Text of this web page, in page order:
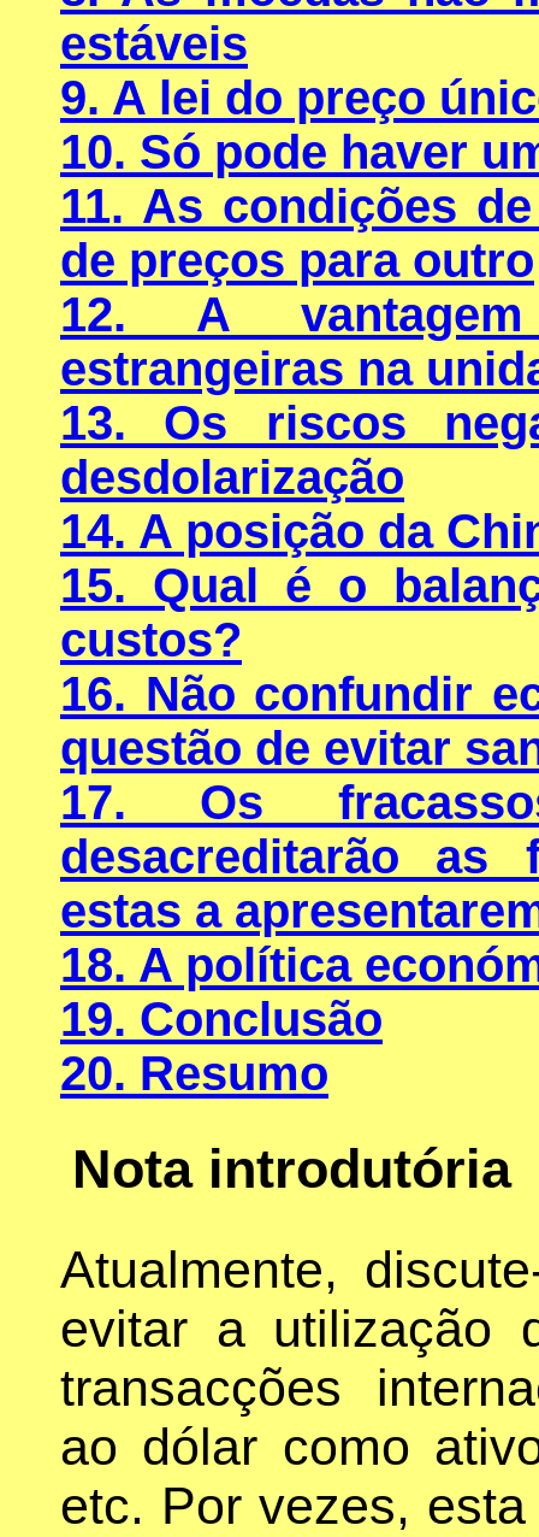
estáveis
9. A lei do preço
10. Só pode haver
11. As condições
de preços para outro
12. A
estrangeiras na
13. Os riscos
desdolarização
14. A posição da
15. Qual é o
custos?
16. Não confundir
questão de evitar
17. Os
desacreditarão as
estas a
18. A política
19. Conclusão
20. Resumo
Nota introdutória
Atualmente,
evitar a utilização
transacções
ao dólar como
etc. Por vezes,